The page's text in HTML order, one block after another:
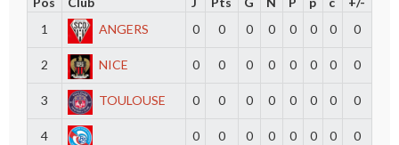
1
ANGERS 0 0 0 0 0 0 0 0
2 NICE 0 0 0 0 0 0 0 0
3 TOULOUSE 0 0 0 0 0 0 0 0
4
0 0 0 0 0 0 0 0